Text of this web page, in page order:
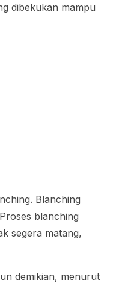
dibekukan mampu
. Blanching
blanching
segera matang,
demikian, menurut